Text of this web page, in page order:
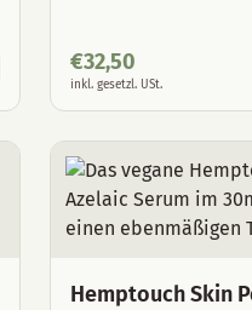
€32,50
inkl. gesetzl. USt.
Hemptouch Skin